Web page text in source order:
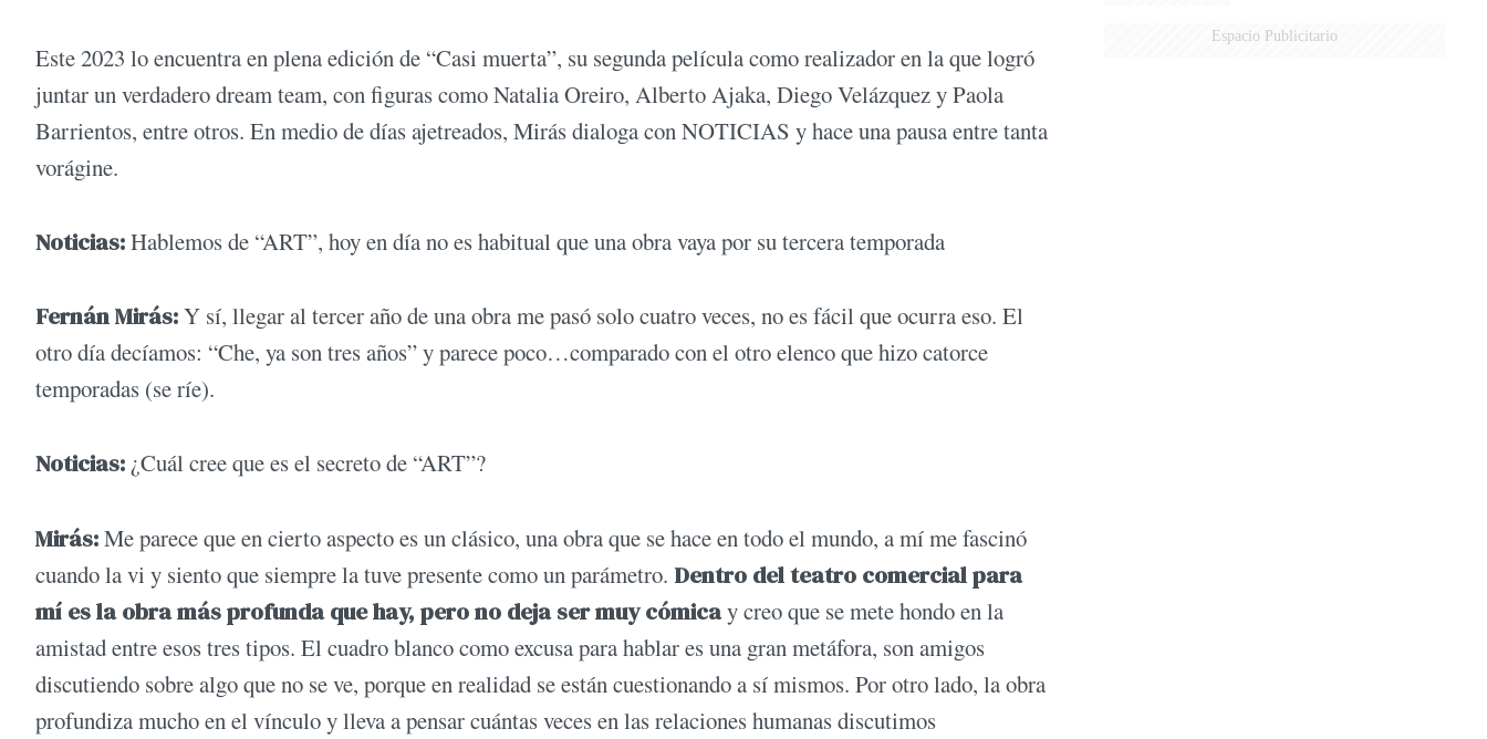
Este 2023 lo encuentra en plena edición de “Casi muerta”, su segunda película como realizador en la que logró
juntar un verdadero dream team, con figuras como Natalia Oreiro, Alberto Ajaka, Diego Velázquez y Paola
Barrientos, entre otros. En medio de días ajetreados, Mirás dialoga con NOTICIAS y hace una pausa entre tanta
vorágine.
Noticias:Hablemos de “ART”, hoy en día no es habitual que una obra vaya por su tercera temporada
Fernán Mirás:Y sí, llegar al tercer año de una obra me pasó solo cuatro veces, no es fácil que ocurra eso. El
otro día decíamos: “Che, ya son tres años” y parece poco…comparado con el otro elenco que hizo catorce
temporadas (se ríe).
Noticias:¿Cuál cree que es el secreto de “ART”?
Mirás:Me parece que en cierto aspecto es un clásico, una obra que se hace en todo el mundo, a mí me fascinó
cuando la vi y siento que siempre la tuve presente como un parámetro. Dentro del teatro comercial para
mí es la obra más profunda que hay, pero no deja ser muy cómicay creo que se mete hondo en la
amistad entre esos tres tipos. El cuadro blanco como excusa para hablar es una gran metáfora, son amigos
discutiendo sobre algo que no se ve, porque en realidad se están cuestionando a sí mismos. Por otro lado, la obra
profundiza mucho en el vínculo y lleva a pensar cuántas veces en las relaciones humanas discutimos
Espacio Publicitario